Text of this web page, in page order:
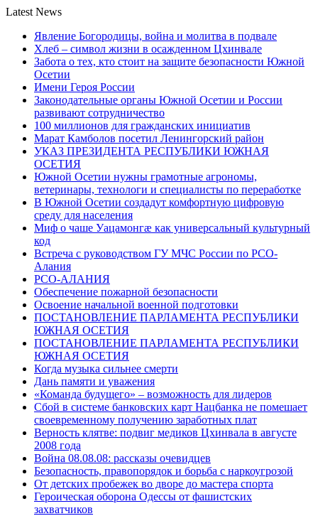
Latest News
Явление Богородицы, война и молитва в подвале
Хлеб – символ жизни в осажденном Цхинвале
Забота о тех, кто стоит на защите безопасности Южной
Осетии
Имени Героя России
Законодательные органы Южной Осетии и России
развивают сотрудничество
100 миллионов для гражданских инициатив
Марат Камболов посетил Ленингорский район
УКАЗ ПРЕЗИДЕНТА РЕСПУБЛИКИ ЮЖНАЯ
ОСЕТИЯ
Южной Осетии нужны грамотные агрономы,
ветеринары, технологи и специалисты по переработке
В Южной Осетии создадут комфортную цифровую
среду для населения
Миф о чаше Уацамонгæ как универсальный культурный
код
Встреча с руководством ГУ МЧС России по РСО-
Алания
РСО-АЛАНИЯ
Обеспечение пожарной безопасности
Освоение начальной военной подготовки
ПОСТАНОВЛЕНИЕ ПАРЛАМЕНТА РЕСПУБЛИКИ
ЮЖНАЯ ОСЕТИЯ
ПОСТАНОВЛЕНИЕ ПАРЛАМЕНТА РЕСПУБЛИКИ
ЮЖНАЯ ОСЕТИЯ
Когда музыка сильнее смерти
Дань памяти и уважения
«Команда будущего» – возможность для лидеров
Сбой в системе банковских карт Нацбанка не помешает
своевременному получению заработных плат
Верность клятве: подвиг медиков Цхинвала в августе
2008 года
Война 08.08.08: рассказы очевидцев
Безопасность, правопорядок и борьба с наркоугрозой
От детских пробежек во дворе до мастера спорта
Героическая оборона Одессы от фашистских
захватчиков